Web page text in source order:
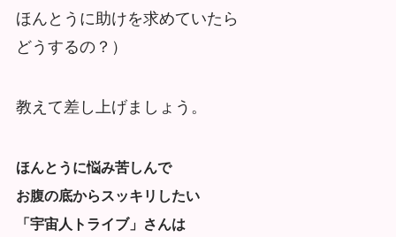
ほんとうに助けを求めていたら
どうするの？）
教えて差し上げましょう。
ほんとうに悩み苦しんで
お腹の底からスッキリしたい
「宇宙人トライブ」さんは